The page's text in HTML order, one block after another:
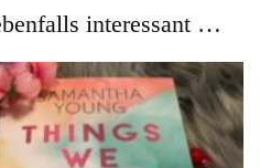
interessant …